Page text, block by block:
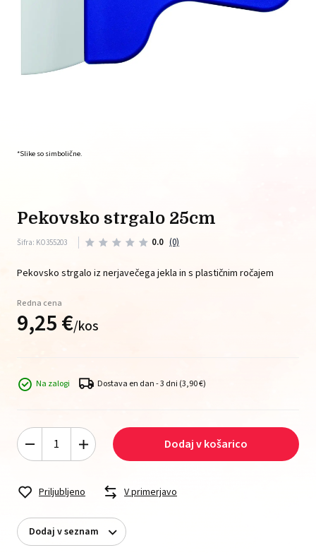
*Slike so simbolične.
pekovsko strgalo 25cm
Šifra: KO355203 0.0 (0)
Pekovsko strgalo iz nerjavečega jekla in s plastičnim ročajem
Redna cena
9,25€/kos
Na zalogi Dostava en dan - 3 dni (3,90 €)
Dodaj v košarico
Priljubljeno V primerjavo
Dodaj v seznam